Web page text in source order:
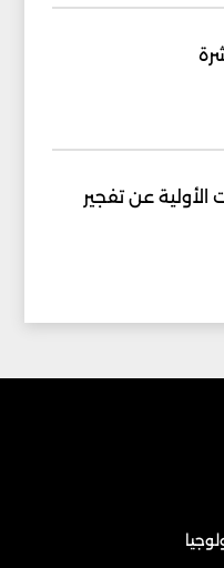
عن تفجير